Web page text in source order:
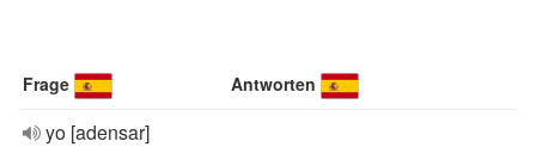
Frage Antworten
yo [adensar]